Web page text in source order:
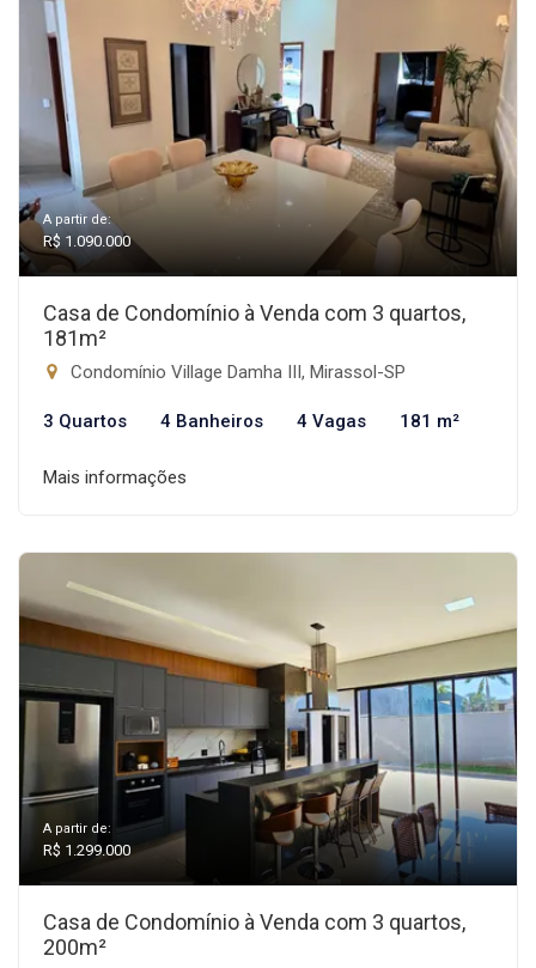
A partir de:
R$ 1.090.000
Casa de Condomínio à Venda com 3 quartos,
181m²
Condomínio Village Damha III, Mirassol-SP
3 Quartos 4 Banheiros 4 Vagas 181 m²
Mais informações
A partir de:
R$ 1.299.000
Casa de Condomínio à Venda com 3 quartos,
200m²